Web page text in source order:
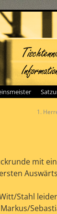
1.
mit
Stahl